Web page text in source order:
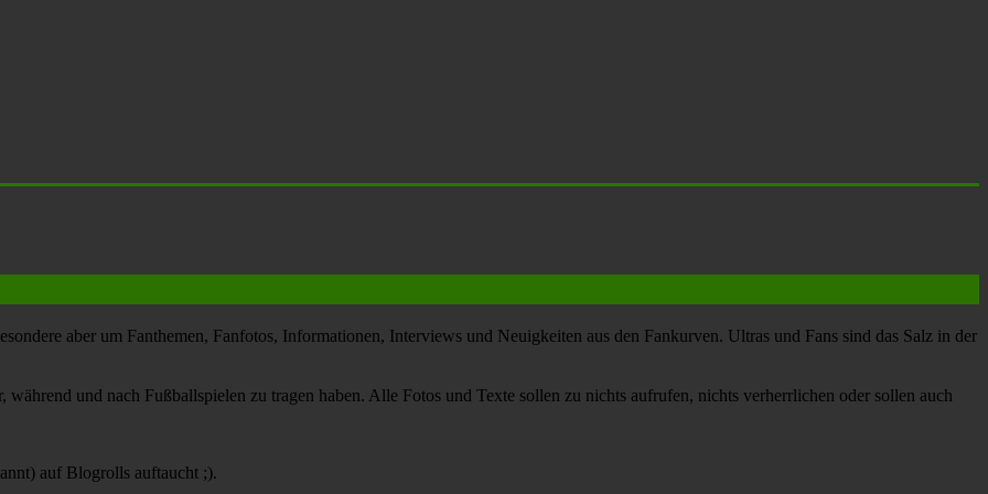
aber um Fanthemen, Fanfotos, Informationen, Interviews und Neuigkeiten aus den Fankurven. Ultras und Fans sind das Salz in der
und nach Fußballspielen zu tragen haben. Alle Fotos und Texte sollen zu nichts aufrufen, nichts verherrlichen oder sollen auch
auf Blogrolls auftaucht ;).